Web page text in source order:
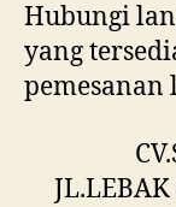
Hubungi
yang